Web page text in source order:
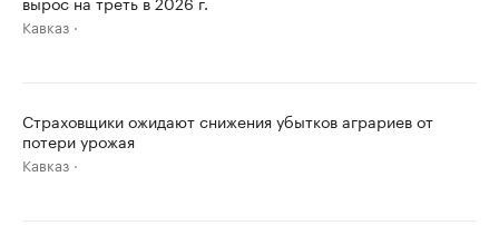
Кавказ
Страховщики ожидают снижения убытков аграриев от
потери урожая
Кавказ